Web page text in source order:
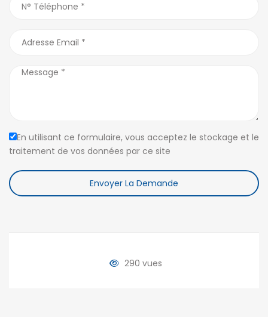
En utilisant ce formulaire, vous acceptez le stockage et le
traitement de vos données par ce site
Envoyer La Demande
290 vues